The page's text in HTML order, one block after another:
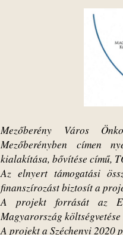
Mezőberény Város
Mezőberényben címen
kialakítása, bővítése című,
Az elnyert támogatási
finanszírozást biztosít a
A projekt forrását az
Magyarország
A projekt a Széchenyi 2020